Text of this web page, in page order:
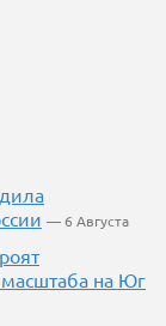
— 6 Августа
на Юг